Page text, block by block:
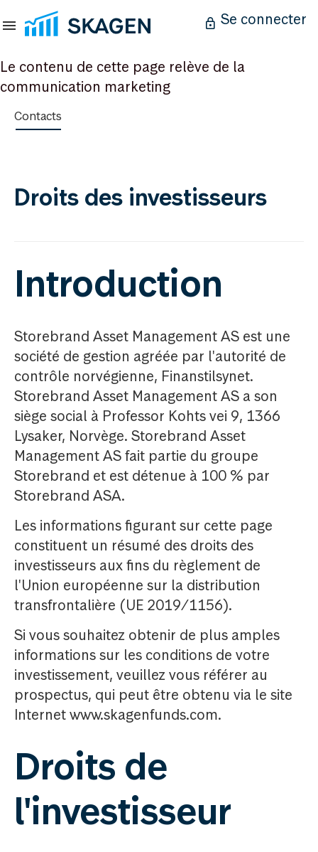
Se connecter
Le contenu de cette page relève de la
communication marketing
Contacts
Droits des investisseurs
Introduction
Storebrand Asset Management AS est une
société de gestion agréée par l'autorité de
contrôle norvégienne, Finanstilsynet.
Storebrand Asset Management AS a son
siège social à Professor Kohts vei 9, 1366
Lysaker, Norvège. Storebrand Asset
Management AS fait partie du groupe
Storebrand et est détenue à 100 % par
Storebrand ASA.
Les informations figurant sur cette page
constituent un résumé des droits des
investisseurs aux fins du règlement de
l'Union européenne sur la distribution
transfrontalière (UE 2019/1156).
Si vous souhaitez obtenir de plus amples
informations sur les conditions de votre
investissement, veuillez vous référer au
prospectus, qui peut être obtenu via le site
Internet www.skagenfunds.com.
Droits de
l'investisseur